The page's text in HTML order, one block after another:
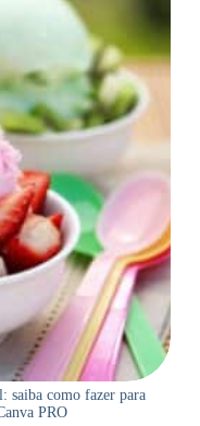
saiba como fazer para
PRO